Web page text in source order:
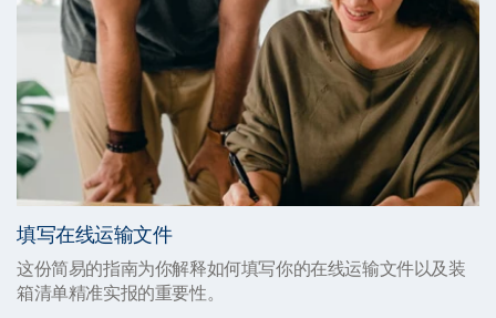
填写在线运输文件
这份简易的指南为你解释如何填写你的在线运输文件以及装
箱清单精准实报的重要性。